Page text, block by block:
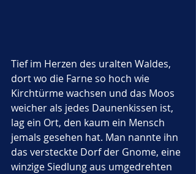
Tief im Herzen des uralten Waldes,
dort wo die Farne so hoch wie
Kirchtürme wachsen und das Moos
weicher als jedes Daunenkissen ist,
lag ein Ort, den kaum ein Mensch
jemals gesehen hat. Man nannte ihn
das versteckte Dorf der Gnome, eine
winzige Siedlung aus umgedrehten